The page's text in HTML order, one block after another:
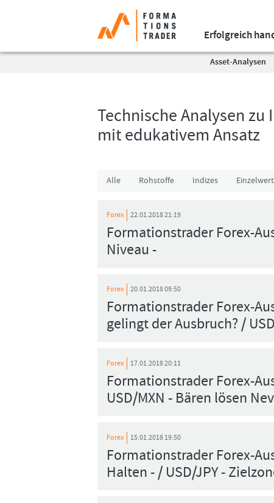
Erfolgreich
Asset-Analysen
Technische Analysen
mit edukativem Ansatz
Alle Rohstoffe Indizes
Forex 22.01.2018 21:19
Formationstrader Forex-
Niveau -
Forex 20.01.2018 09:50
Formationstrader Forex-
gelingt der Ausbruch? /
Forex 17.01.2018 20:11
Formationstrader Forex-
USD/MXN - Bären lösen
Forex 15.01.2018 19:50
Formationstrader Forex-
Halten - / USD/JPY -